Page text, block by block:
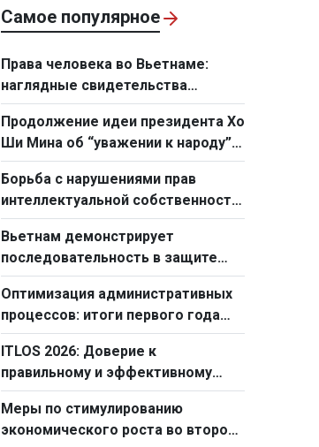
Самое популярное
Права человека во Вьетнаме:
наглядные свидетельства
реальной жизни
Продолжение идеи президента Хо
Ши Мина об “уважении к народу”
для развития страны в нынешних
условиях
Борьба с нарушениями прав
интеллектуальной собственности
- проявление современного
государственного управления
Вьетнам демонстрирует
последовательность в защите
прав детей
Оптимизация административных
процессов: итоги первого года
реформы госаппарата
ITLOS 2026: Доверие к
правильному и эффективному
внешнеполитическому курсу
Меры по стимулированию
экономического роста во втором